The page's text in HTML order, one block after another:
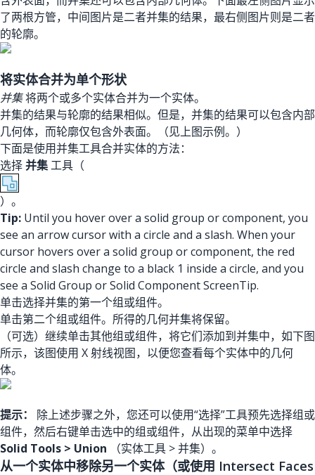
了两根方管，中间图片是二者并集的结果，最右侧图片则是二者
的轮廓。
将实体合并为单个形状
并集将两个或多个实体合并为一个实体。
并集的结果与轮廓的结果相似。但是，并集的结果可以包含内部
几何体，而轮廓仅包含外表面。（见上图示例。）
下面是使用并集工具合并实体的方法：
选择并集工具（
）。
Tip: Until you hover over a solid group or component, you
see an arrow cursor with a circle and a slash. When your
cursor hovers over a solid group or component, the red
circle and slash change to a black 1 inside a circle, and you
see a Solid Group or Solid Component ScreenTip.
单击选择并集的第一个组或组件。
单击第二个组或组件。所得的几何并集将保留。
（可选）继续单击其他组或组件，将它们添加到并集中，如下图
所示，该图使用 X 射线视图，以便您查看每个实体中的几何
体。
提示：
除上述步骤之外，您还可以使用“选择”工具预先选择组或
组件，然后右键单击选中的组或组件，从出现的菜单中选择
Solid Tools > Union （实体工具 > 并集）。
从一个实体中移除另一个实体（或使用 Intersect Faces